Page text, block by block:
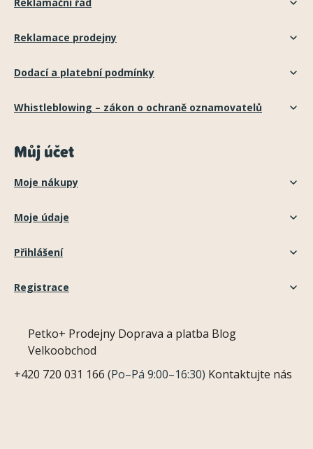
Reklamace prodejny
Dodací a platební podmínky
Whistleblowing – zákon o ochraně oznamovatelů
Můj účet
Moje nákupy
Moje údaje
Přihlášení
Registrace
Petko+ Prodejny Doprava a platba Blog
Velkoobchod
+420 720 031 166 (Po–Pá 9:00–16:30) Kontaktujte nás